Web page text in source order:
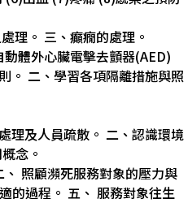
理。 三、癲癇的處理。
體外心臟電擊去顫器(AED)
。 二、學習各項隔離措施與照
理及人員疏散。 二、認識環境
念。
照顧瀕死服務對象的壓力與
的過程。 五、 服務對象往生